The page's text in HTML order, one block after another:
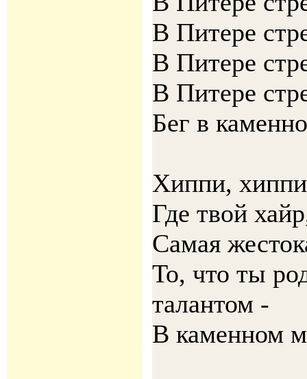
В Питере
В Питере
В Питере
Бег в
Хиппи,
Где твой
Самая
То, что ты
талантом -
В каменном